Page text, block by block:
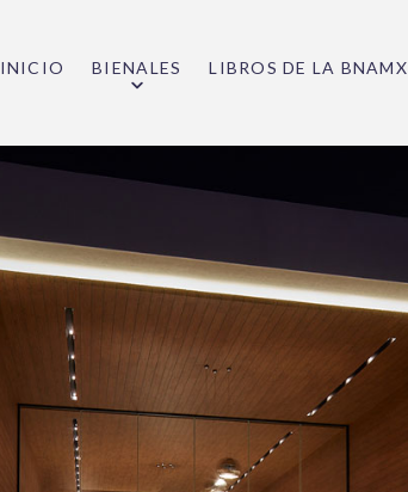
INICIO BIENALES LIBROS DE LA BNAMX